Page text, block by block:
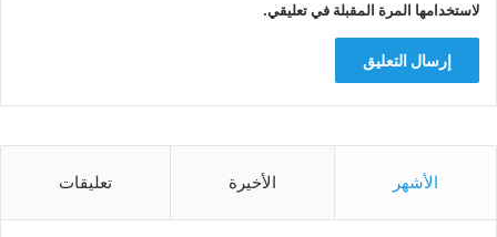
لاستخدامها المرة المقبلة في تعليقي.
الأشهر الأخيرة تعليقات